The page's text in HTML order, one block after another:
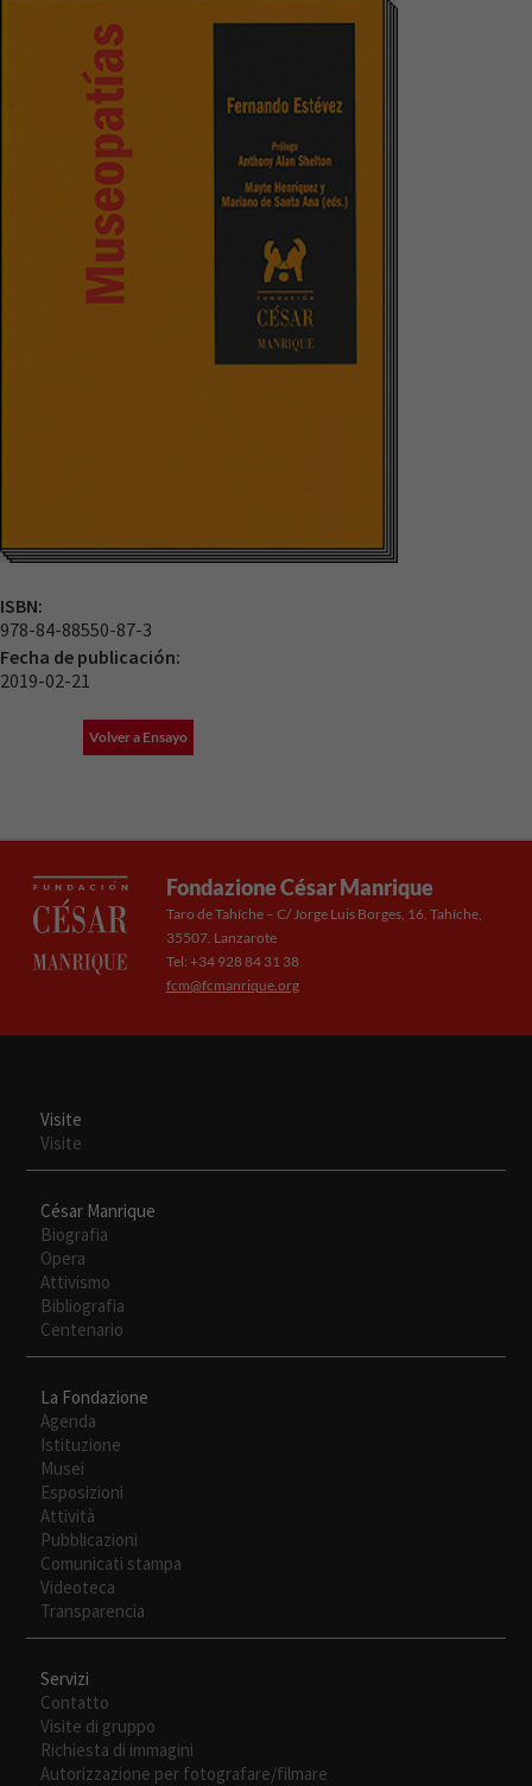
ISBN:
978-84-88550-87-3
Fecha de publicación:
2019-02-21
Volver a Ensayo
Fondazione César Manrique
Taro de Tahíche – C/ Jorge Luis Borges, 16. Tahíche,
35507. Lanzarote
Tel: +34 928 84 31 38
fcm@fcmanrique.org
Visite
Visite
César Manrique
Biografia
Opera
Attivismo
Bibliografia
Centenario
La Fondazione
Agenda
Istituzione
Musei
Esposizioni
Attività
Pubblicazioni
Comunicati stampa
Videoteca
Transparencia
Servizi
Contatto
Visite di gruppo
Richiesta di immagini
Autorizzazione per fotografare/filmare
son
mejor posible